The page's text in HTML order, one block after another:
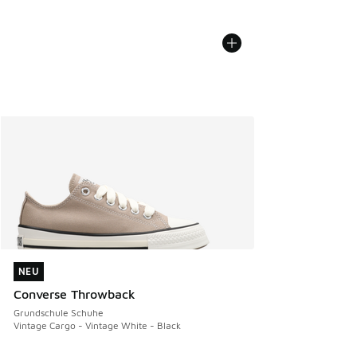
NEU
Converse Throwback
Grundschule Schuhe
Vintage Cargo - Vintage White - Black
NEU